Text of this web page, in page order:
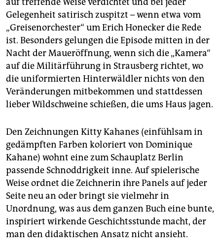
Gelegenheit satirisch zuspitzt – wenn etwa vom
„Greisenorchester“ um Erich Honecker die Rede
ist. Besonders gelungen die Episode mitten in der
Nacht der Maueröffnung, wenn sich die „Kamera“
auf die Militärführung in Strausberg richtet, wo
die uniformierten Hinterwäldler nichts von den
Veränderungen mitbekommen und stattdessen
lieber Wildschweine schießen, die ums Haus jagen.
Den Zeichnungen Kitty Kahanes (einfühlsam in
gedämpften Farben koloriert von Dominique
Kahane) wohnt eine zum Schauplatz Berlin
passende Schnoddrigkeit inne. Auf spielerische
Weise ordnet die Zeichnerin ihre Panels auf jeder
Seite neu an oder bringt sie vielmehr in
Unordnung, was aus dem ganzen Buch eine bunte,
inspiriert wirkende Geschichtsstunde macht, der
man den didaktischen Ansatz nicht ansieht.